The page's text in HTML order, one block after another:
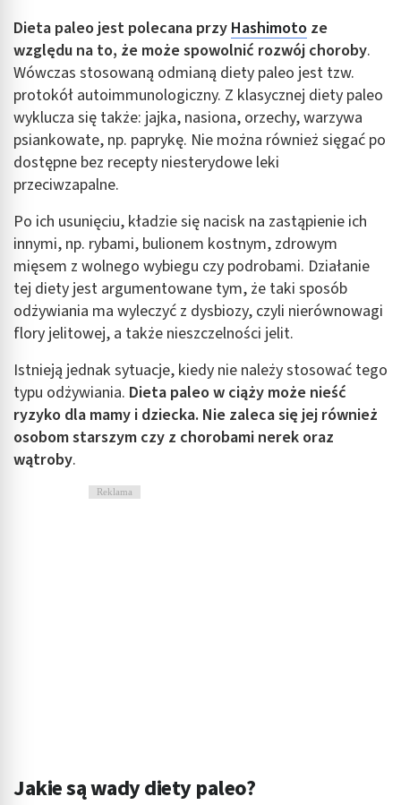
Dieta paleo jest polecana przy Hashimoto ze
względu na to, że może spowolnić rozwój choroby.
Wówczas stosowaną odmianą diety paleo jest tzw.
protokół autoimmunologiczny. Z klasycznej diety paleo
wyklucza się także: jajka, nasiona, orzechy, warzywa
psiankowate, np. paprykę. Nie można również sięgać po
dostępne bez recepty niesterydowe leki
przeciwzapalne.
Po ich usunięciu, kładzie się nacisk na zastąpienie ich
innymi, np. rybami, bulionem kostnym, zdrowym
mięsem z wolnego wybiegu czy podrobami. Działanie
tej diety jest argumentowane tym, że taki sposób
odżywiania ma wyleczyć z dysbiozy, czyli nierównowagi
flory jelitowej, a także nieszczelności jelit.
Istnieją jednak sytuacje, kiedy nie należy stosować tego
typu odżywiania. Dieta paleo w ciąży może nieść
ryzyko dla mamy i dziecka. Nie zaleca się jej również
osobom starszym czy z chorobami nerek oraz
wątroby.
Reklama
Jakie są wady diety paleo?